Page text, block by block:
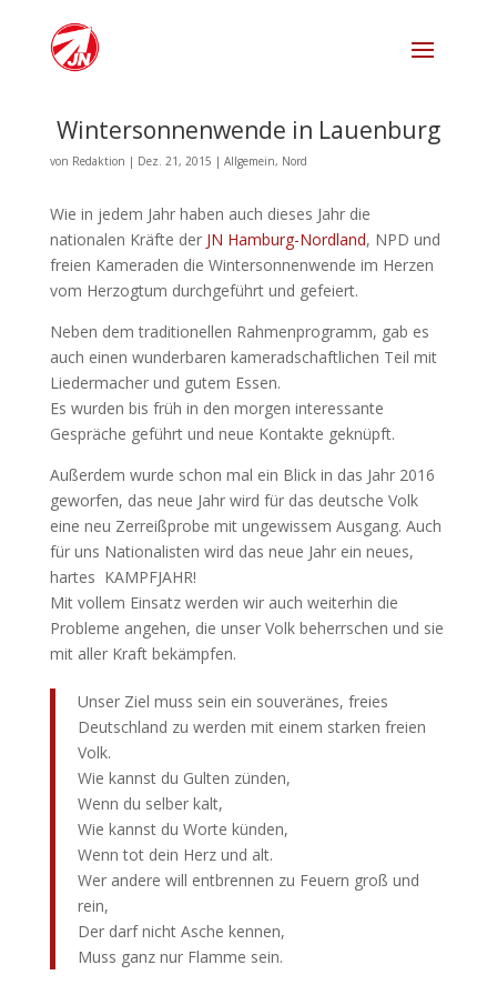
Wintersonnenwende in Lauenburg
von Redaktion | Dez. 21, 2015 | Allgemein, Nord
Wie in jedem Jahr haben auch dieses Jahr die
nationalen Kräfte der JN Hamburg-Nordland, NPD und
freien Kameraden die Wintersonnenwende im Herzen
vom Herzogtum durchgeführt und gefeiert.
Neben dem traditionellen Rahmenprogramm, gab es
auch einen wunderbaren kameradschaftlichen Teil mit
Liedermacher und gutem Essen.
Es wurden bis früh in den morgen interessante
Gespräche geführt und neue Kontakte geknüpft.
Außerdem wurde schon mal ein Blick in das Jahr 2016
geworfen, das neue Jahr wird für das deutsche Volk
eine neu Zerreißprobe mit ungewissem Ausgang. Auch
für uns Nationalisten wird das neue Jahr ein neues,
hartes KAMPFJAHR!
Mit vollem Einsatz werden wir auch weiterhin die
Probleme angehen, die unser Volk beherrschen und sie
mit aller Kraft bekämpfen.
Unser Ziel muss sein ein souveränes, freies
Deutschland zu werden mit einem starken freien
Volk.
Wie kannst du Gulten zünden,
Wenn du selber kalt,
Wie kannst du Worte künden,
Wenn tot dein Herz und alt.
Wer andere will entbrennen zu Feuern groß und
rein,
Der darf nicht Asche kennen,
Muss ganz nur Flamme sein.